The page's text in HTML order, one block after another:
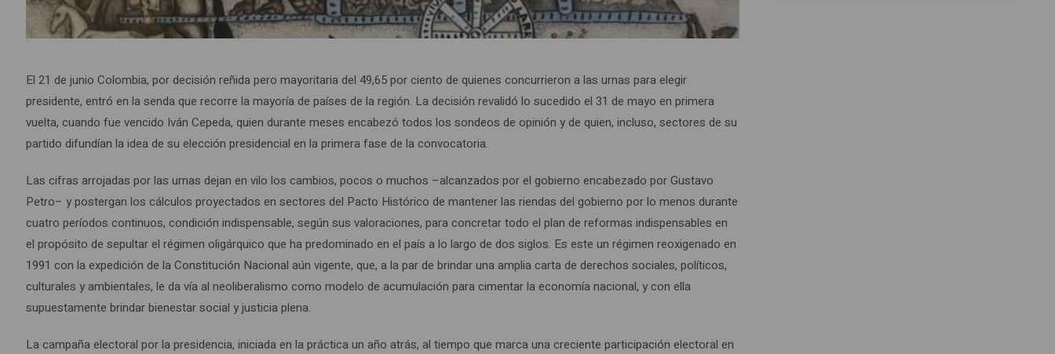
El 21 de junio Colombia, por decisión reñida pero mayoritaria del 49,65 por ciento de quienes concurrieron a las urnas para elegir
presidente, entró en la senda que recorre la mayoría de países de la región. La decisión revalidó lo sucedido el 31 de mayo en primera
vuelta, cuando fue vencido Iván Cepeda, quien durante meses encabezó todos los sondeos de opinión y de quien, incluso, sectores de su
partido difundían la idea de su elección presidencial en la primera fase de la convocatoria.
Las cifras arrojadas por las urnas dejan en vilo los cambios, pocos o muchos –alcanzados por el gobierno encabezado por Gustavo
Petro– y postergan los cálculos proyectados en sectores del Pacto Histórico de mantener las riendas del gobierno por lo menos durante
cuatro períodos continuos, condición indispensable, según sus valoraciones, para concretar todo el plan de reformas indispensables en
el propósito de sepultar el régimen oligárquico que ha predominado en el país a lo largo de dos siglos. Es este un régimen reoxigenado en
1991 con la expedición de la Constitución Nacional aún vigente, que, a la par de brindar una amplia carta de derechos sociales, políticos,
culturales y ambientales, le da vía al neoliberalismo como modelo de acumulación para cimentar la economía nacional, y con ella
supuestamente brindar bienestar social y justicia plena.
La campaña electoral por la presidencia, iniciada en la práctica un año atrás, al tiempo que marca una creciente participación electoral en